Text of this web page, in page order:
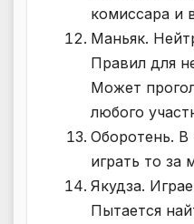
комиссара и
Маньяк.
Правил для
Может
любого
Оборотень. В
играть то за
Якудза.
Пытается